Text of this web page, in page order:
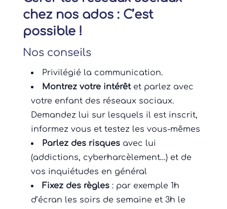
chez nos ados : C’est
possible !
Nos conseils
Privilégié la communication.
Montrez votre intérêtet parlez avec
votre enfant des réseaux sociaux.
Demandez lui sur lesquels il est inscrit,
informez vous et testez les vous-mêmes
Parlez des risquesavec lui
(addictions, cyberharcèlement…) et de
vos inquiétudes en général
Fixez des règles : par exemple 1h
d’écran les soirs de semaine et 3h le